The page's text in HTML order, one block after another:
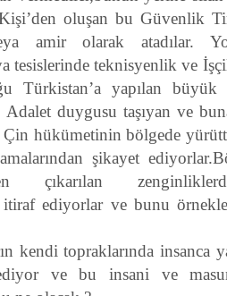
oluşan bu Güvenlik
amir olarak atadılar.
tesislerinde teknisyenlik ve
Türkistan’a yapılan büyük
duygusu taşıyan ve
Çin hükümetinin bölgede
şikayet
çıkarılan
itiraf ediyorlar ve bunu
kendi topraklarında insanca
ve bu insani ve